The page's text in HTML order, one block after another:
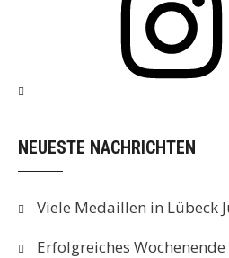
NEUESTE NACHRICHTEN
Viele Medaillen in Lübeck
Erfolgreiches